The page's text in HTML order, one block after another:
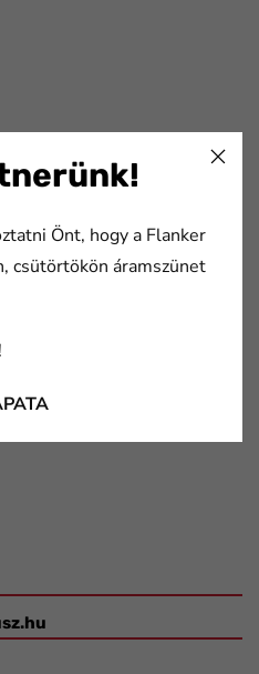
megoldásokat a
szereplőinek.
Önt, hogy a Flanker
csütörtökön áramszünet